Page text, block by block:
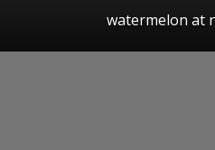
watermelon at